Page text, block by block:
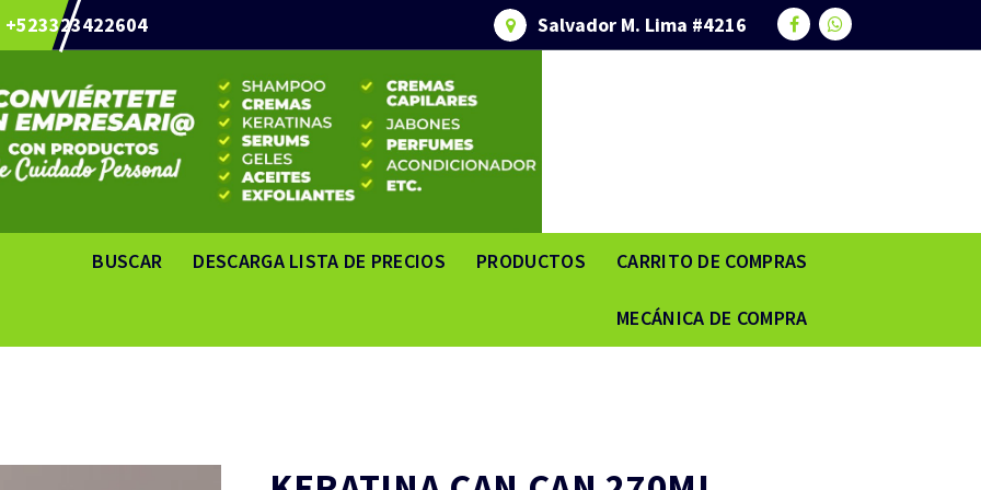
+523323422604 Salvador M. Lima #4216
BUSCAR DESCARGA LISTA DE PRECIOS PRODUCTOS CARRITO DE COMPRAS
MECÁNICA DE COMPRA